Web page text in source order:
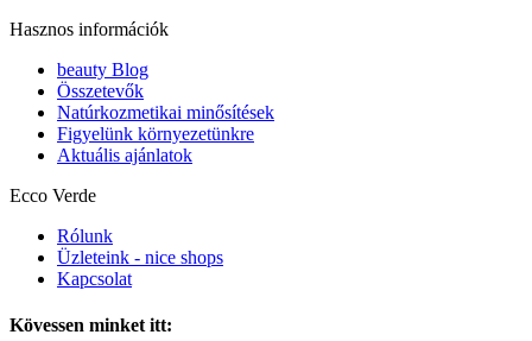
Hasznos információk
beauty Blog
Összetevők
Natúrkozmetikai minősítések
Figyelünk környezetünkre
Aktuális ajánlatok
Ecco Verde
Rólunk
Üzleteink - nice shops
Kapcsolat
Kövessen minket itt: